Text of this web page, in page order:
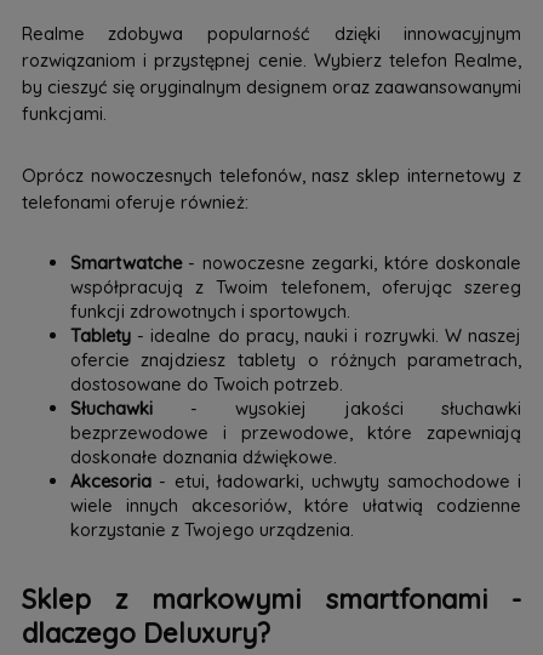
Realme zdobywa popularność dzięki innowacyjnym
rozwiązaniom i przystępnej cenie. Wybierz telefon Realme,
by cieszyć się oryginalnym designem oraz zaawansowanymi
funkcjami.
Oprócz nowoczesnych telefonów, nasz sklep internetowy z
telefonami oferuje również:
Smartwatche- nowoczesne zegarki, które doskonale
współpracują z Twoim telefonem, oferując szereg
funkcji zdrowotnych i sportowych.
Tablety- idealne do pracy, nauki i rozrywki. W naszej
ofercie znajdziesz tablety o różnych parametrach,
dostosowane do Twoich potrzeb.
Słuchawki- wysokiej jakości słuchawki
bezprzewodowe i przewodowe, które zapewniają
doskonałe doznania dźwiękowe.
Akcesoria- etui, ładowarki, uchwyty samochodowe i
wiele innych akcesoriów, które ułatwią codzienne
korzystanie z Twojego urządzenia.
Sklep z markowymi smartfonami -
dlaczego Deluxury?